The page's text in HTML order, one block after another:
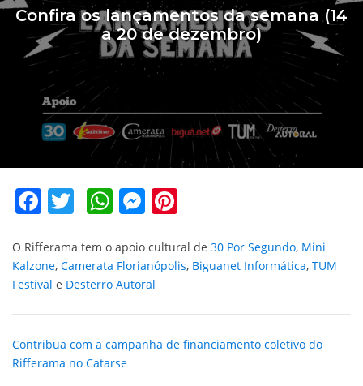
Confira os lançamentos da semana (14
a 20 de dezembro)
Facebook
Twitter
WhatsApp
Messenger
O Rifferama tem o apoio cultural de 30 Por Segundo, Mini
Kalzone, Camerata Florianópolis, Biguanet Informática, TUM
Festival e Desterro Autoral
Contribua com a campanha de financiamento coletivo do
Rifferama no Catarse